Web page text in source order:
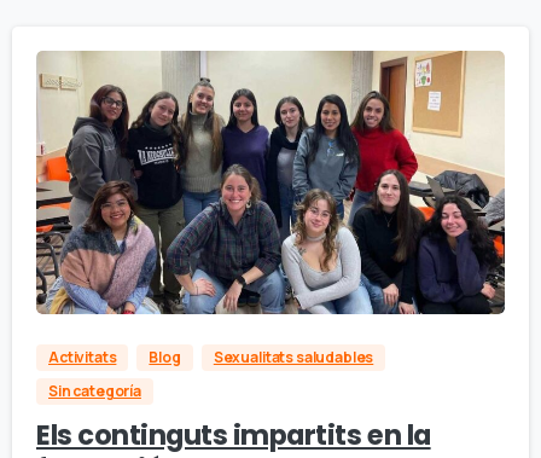
Activitats Blog
Sexualitats saludables
Sin categoría
Els continguts impartits en la